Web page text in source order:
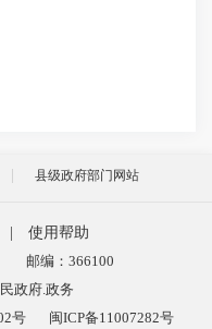
县级政府部门网站
使用帮助
邮编：366100
政府.政务
号 闽ICP备11007282号